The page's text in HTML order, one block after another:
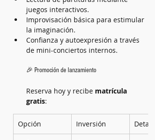
juegos interactivos.
Improvisación básica para estimular
la imaginación.
Confianza y autoexpresión a través
de mini-conciertos internos.
🎉 Promoción de lanzamiento
Reserva hoy y recibe matrícula
gratis:
Opción Inversión Detalle